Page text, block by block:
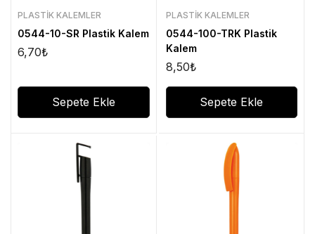
PLASTIK KALEMLER
0544-10-SR Plastik Kalem
6,70₺
Sepete Ekle
PLASTIK KALEMLER
0544-100-TRK Plastik
Kalem
8,50₺
Sepete Ekle